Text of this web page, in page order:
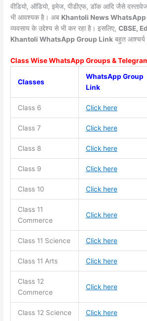
वीडियो, ऑडियो, इमेज, पीडीएफ, डॉक आदि जैसे
भी आवश्यक है। अब Khantoli News
व्यवसाय के उद्देश्य से भी कर रहा है। इसलिए,CBSE,
Khantoli WhatsApp Group Link बहुत आश्चर्य
Class Wise WhatsApp Groups &
Classes
WhatsApp Group
Link
Class 6 Click here
Class 7 Click here
Class 8 Click here
Class 9 Click here
Class 10 Click here
Class 11
Commerce
Click here
Class 11 Science Click here
Class 11 Arts Click here
Class 12
Commerce
Click here
Class 12 Science Click here